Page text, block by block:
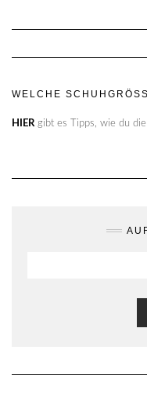
WELCHE
HIER gibt es Tipps, wie du